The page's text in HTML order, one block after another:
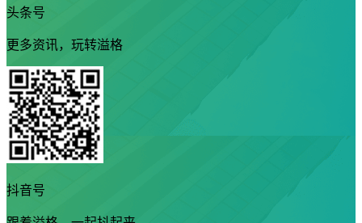
头条号
更多资讯，玩转溢格
抖音号